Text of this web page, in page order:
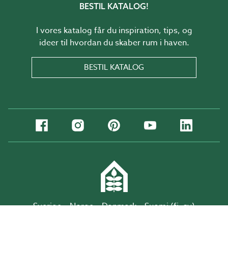
BESTIL KATALOG!
I vores katalog får du inspiration, tips, og
ideer til hvordan du skaber rum i haven.
BESTIL KATALOG
Sverige Norge Danmark Suomi (fi,sv)